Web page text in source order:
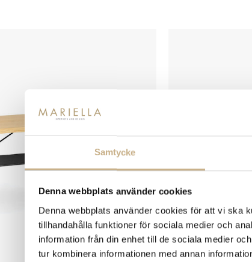
Samtycke
Denna webbplats använder cookies
Denna webbplats använder cookies för att vi ska
tillhandahålla funktioner för sociala medier och
information från din enhet till de sociala medier
tur kombinera informationen med annan